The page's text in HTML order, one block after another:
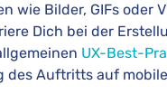
wie Bilder, GIFs oder
Dich bei der
UX-Best-
des Auftritts auf